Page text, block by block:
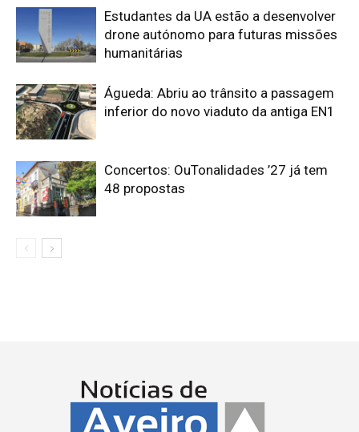
Estudantes da UA estão a desenvolver
drone autónomo para futuras missões
humanitárias
Águeda: Abriu ao trânsito a passagem
inferior do novo viaduto da antiga EN1
Concertos: OuTonalidades ’27 já tem
48 propostas